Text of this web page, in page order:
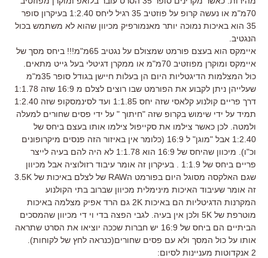
70מ"מ או נעשה קרופ על פוזטיב 35 רגיל ליחס 1:2.40 בעיקרון סופר
35 הוא באיכות נמוכה יותר מאנמורפיק מכיוון שהוא לא משתמש בכול
הנגטיב.
איימקס הוא בעצם פורמט שמצולם על נגטיב 65מ"מ!!! ביחס מסך של
איימקס ומוקרן מפוזטיב 70מ"מ או ממקרן דגיטלי בעל גייט מתאים.
כול המצלמות הדיגטליות היום הן בעלות חיישן בגודל סופר 35מ"מ
שעלייהן ניתן לקבוע את הפורמט שבו רוצים לצלם מ 16:9 שזה 1:1.78
דרך פריים קולנוע קלאסי שזה יחס 1:1.85 ועד לסינמסקופ שזה 1:2.40
תמיד על ידי שימוש בקרופ שזה "חיתוך " על ידי פסים שחורים למעלה
ולמטה. לכן כאשר צילמו את סקייפול צילמו אותו בעצם ביחס של
1:2.40 אבל "מוגן" ל 16:9 (כלומר אין באיזור הזה פנסים מיקרופונים
וכ"ו). מיכוון שהיחס של 16:9 הוא 1:1.78 לא היה להם בעיה לייצר
פריים ביחס של 1:1.9 . בעיקרון זה אומר עיבוד רזולוציה אבל מכיוון
שגם האלקסה מסוגל היום בפורמט הRAW של לצלם באיכות של 3.5K
זה אומר שעיבוד האיכות מינימלית מכיוון שברוב בתי הקולנוע
המקרנות הדגיטליות הם באיכות 2K גם הרד אפיק מצלמה באיכות
מוטרפת של 5K ולכן אין בעיה. לגבי הפצה בדי וי די מכיוון שהמסכים
הביתיים הם ביחס של 16:9 יש חברות שככה יוציאו את הסרט שתראה
אותו על כול המסך ולא עם פסים שחורים(כנראה לחץ של לקוחות).
2 אנקדוטות מעניינות לסיום: